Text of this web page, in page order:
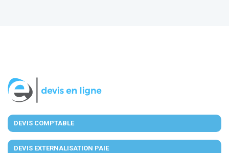
DEVIS COMPTABLE
DEVIS EXTERNALISATION PAIE